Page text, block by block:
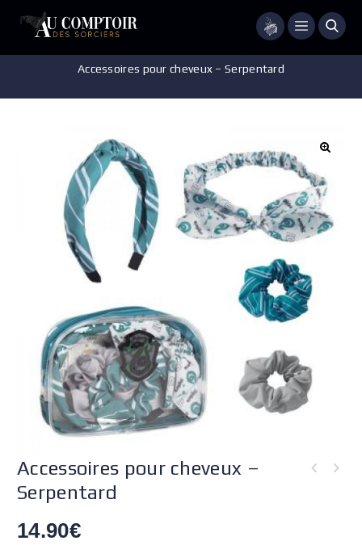
Menu
Accessoires pour cheveux – Serpentard
Accessoires pour cheveux –
Serpentard
14.90€